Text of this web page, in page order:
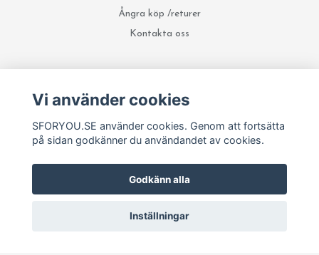
Ångra köp /returer
Kontakta oss
Vi använder cookies
SFORYOU.SE använder cookies. Genom att fortsätta
på sidan godkänner du användandet av cookies.
Godkänn alla
Inställningar